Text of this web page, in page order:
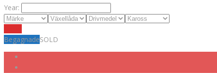
Year:
BegagnadeSOLD